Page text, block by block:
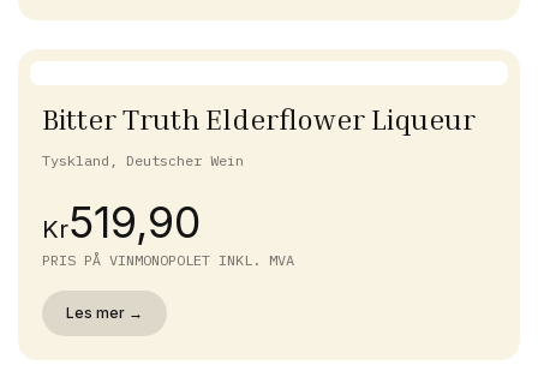
Bitter Truth Elderflower Liqueur
Tyskland, Deutscher Wein
Kr519,90
PRIS PÅ VINMONOPOLET INKL. MVA
Les mer →